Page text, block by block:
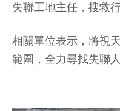
失聯工地主任，搜救
相關單位表示，將視
範圍，全力尋找失聯人